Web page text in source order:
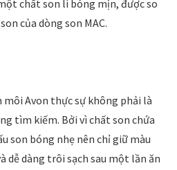
chất son lì bóng mịn, được so
của dòng son MAC.
môi Avon thực sự không phải là
tìm kiếm. Bởi vì chất son chứa
son bóng nhẹ nên chỉ giữ màu
dễ dàng trôi sạch sau một lần ăn